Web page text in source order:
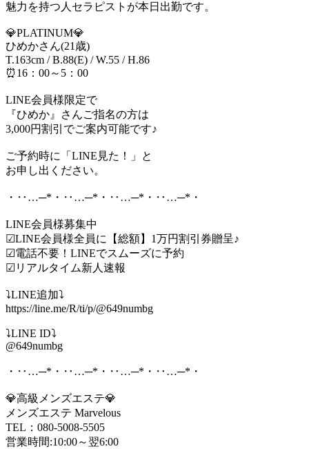
魅力を持つ人セラピストが本日出勤です。
💎PLATINUM💎
ひめかさん(21歳)
T.163cm / B.88(E) / W.55 / H.86
⏰16：00～5：00
LINE会員様限定で
『ひめか』さんご指名の方は
3,000円割引でご案内可能です♪
ご予約時に「LINE見た！」と
お申し出ください。
・‥…─*・‥…─*・‥…─*・‥…─*・
LINE会員様募集中
☑LINE会員様全員に【総額】1万円割引券贈呈♪
☑電話不要！LINEでスムーズに予約
☑リアルタイム新人速報
⤵️️LINE追加⤵️️
https://line.me/R/ti/p/@649numbg
⤵️️LINE ID⤵️️
@649numbg
・‥…─*・‥…─*・‥…─*・‥…─*・
💎高級メンズエステ💎
メンズエステ Marvelous
TEL：080-5008-5505
営業時間:10:00～翌6:00